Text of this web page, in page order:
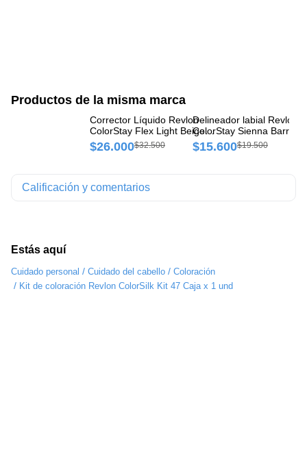
Estás aquí
Cuidado personal / Cuidado del cabello / Coloración
/ Kit de coloración Revlon ColorSilk Kit 47 Caja x 1 und
Productos de la misma marca
Corrector Líquido Revlon
ColorStay Flex Light Beige
Frasco x 1 und
$26.000$32.500
Delineador labial Revlon
ColorStay Sienna Barra x
und
$15.600$19.500
Calificación y comentarios